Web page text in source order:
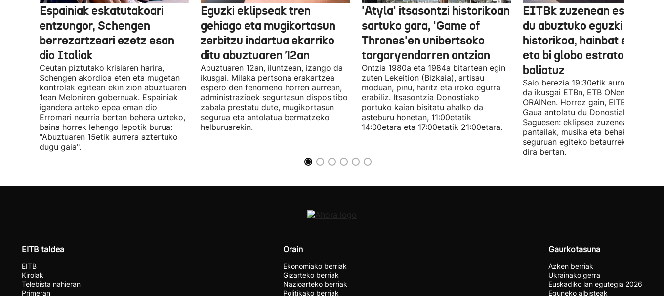
Espainiak eskatutakoari
entzungor, Schengen
berrezartzeari ezetz esan
dio Italiak
Ceutan piztutako krisiaren harira,
Schengen akordioa eten eta mugetan
kontrolak egiteari ekin zion abuztuaren
1ean Meloniren gobernuak. Espainiak
igandera arteko epea eman dio
Erromari neurria bertan behera uzteko,
baina horrek lehengo lepotik burua:
"Abuztuaren 15etik aurrera aztertuko
dugu gaia".
Eguzki eklipseak tren
gehiago eta mugikortasun
zerbitzu indartua ekarriko
ditu abuztuaren 12an
Abuztuaren 12an, iluntzean, izango da
ikusgai. Milaka pertsona erakartzea
espero den fenomeno horren aurrean,
administrazioek segurtasun dispositibo
zabala prestatu dute, mugikortasun
segurua eta antolatua bermatzeko
helburuarekin.
'Atyla' itsasontzi historikoan
sartuko gara, 'Game of
Thrones'en unibertsoko
targaryendarren ontzian
Ontzia 1980a eta 1984a bitartean egin
zuten Lekeition (Bizkaia), artisau
moduan, pinu, haritz eta iroko egurra
erabiliz. Itsasontzia Donostiako
portuko kaian bisitatu ahalko da
asteburu honetan, 11:00etatik
14:00etara eta 17:00etatik 21:00etara.
EITBk zuzenean eskainiko
du abuztuko eguzki eklipse
historikoa, hainbat seinale
eta bi globo estratosferiko
baliatuz
Saio berezia 19:30etik aurrera izango
da ikusgai ETBn, ETB ONen eta
ORAINen. Horrez gain, EITBk Eklipse
Gaua antolatu du Donostiako
Saguesen: eklipsea zuzenean
pantailak, musika eta behaketa modu
seguruan egiteko betaurrekoak
dira bertan.
EITB taldea
EITB
Kirolak
Telebista nahieran
Primeran
Orain
Ekonomiako berriak
Gizarteko berriak
Nazioarteko berriak
Politikako berriak
Gaurkotasuna
Azken berriak
Ukrainako gerra
Euskadiko lan egutegia 2026
Eguneko albisteak